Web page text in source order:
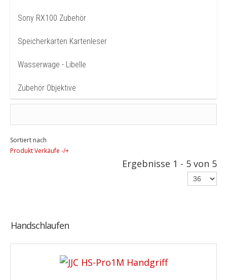
Sony RX100 Zubehör
Speicherkarten Kartenleser
Wasserwage - Libelle
Zubehör Objektive
Sortiert nach
Produkt Verkäufe -/+
Ergebnisse 1 - 5 von 5
Handschlaufen